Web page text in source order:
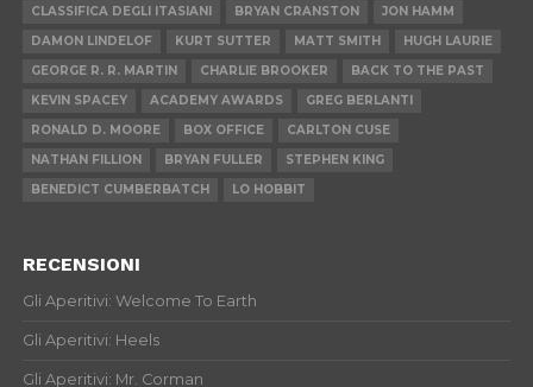
CLASSIFICA DEGLI ITASIANI
BRYAN CRANSTON
JON HAMM
DAMON LINDELOF
KURT SUTTER MATT SMITH
HUGH LAURIE
GEORGE R. R. MARTIN
CHARLIE BROOKER
BACK TO THE PAST
KEVIN SPACEY
ACADEMY AWARDS
GREG BERLANTI
RONALD D. MOORE
BOX OFFICE
CARLTON CUSE
NATHAN FILLION
BRYAN FULLER
STEPHEN KING
BENEDICT CUMBERBATCH
LO HOBBIT
RECENSIONI
Gli Aperitivi: Welcome To Earth
Gli Aperitivi: Heels
Gli Aperitivi: Mr. Corman